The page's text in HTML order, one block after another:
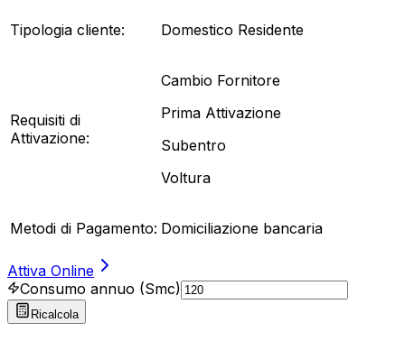
Tipologia cliente: Domestico Residente
Requisiti di
Attivazione:
Cambio Fornitore
Prima Attivazione
Subentro
Voltura
Metodi di Pagamento: Domiciliazione bancaria
Attiva Online
Consumo annuo (Smc)
Ricalcola